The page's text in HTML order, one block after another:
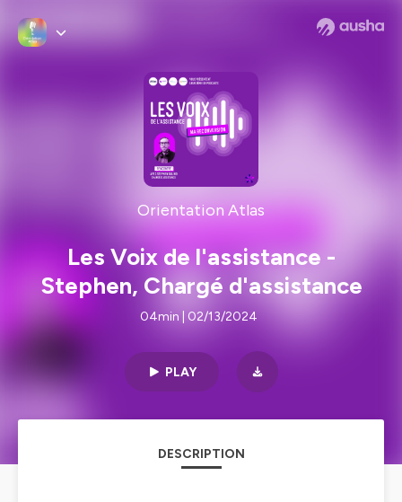
Orientation Atlas
Les Voix de l'assistance -
Stephen, Chargé d'assistance
04min | 02/13/2024
PLAY
DESCRIPTION